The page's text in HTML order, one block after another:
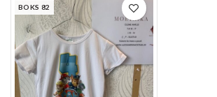
BOKS 82